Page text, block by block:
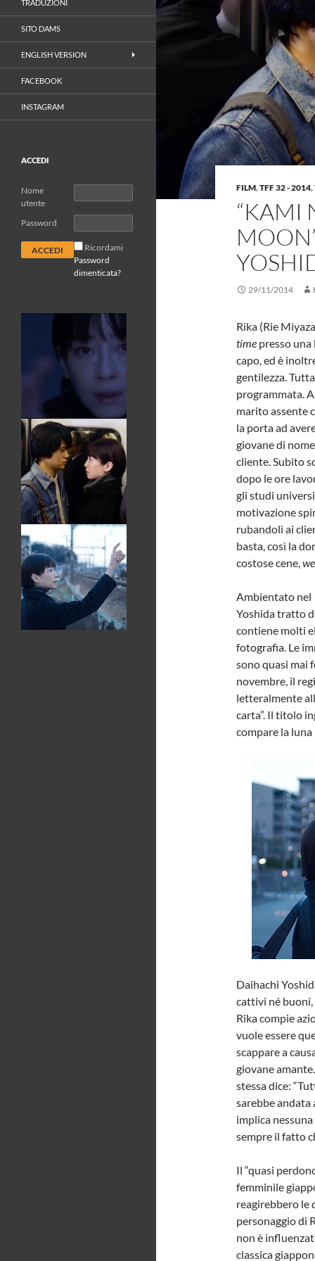
FILM,TFF 32 - 2014,
“KAMI
29/11/2014
Rika (Rie
time presso
capo, ed è
gentilezza.
programmata.
marito assente
la porta ad
giovane di
cliente. Subito
dopo le ore
gli studi
motivazione
rubandoli ai
basta, così la
costose cene,
Ambientato nel
Yoshida tratto
contiene molti
fotografia. Le
sono quasi mai
novembre, il
letteralmente
carta”. Il titolo
compare la luna
Daihachi
cattivi né
Rika compie
vuole essere
scappare a
giovane
stessa dice:
sarebbe andata
implica
sempre il fatto
Il “quasi
femminile
reagirebbero le
personaggio di
non è
classica
TRADUZIONI
SITO DAMS
ENGLISH VERSION
FACEBOOK
INSTAGRAM
ACCEDI
Nome
utente
Password
Ricordami
Password
dimenticata?